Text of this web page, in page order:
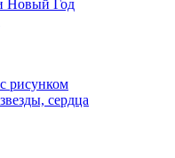
Новый Год
рисунком
сердца